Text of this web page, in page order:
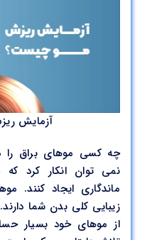
آزمایش
چه کسی موهای براق را
نمی توان انکار کرد که
ماندگاری ایجاد
زیبایی کلی بدن شما
از موهای خود بسیار